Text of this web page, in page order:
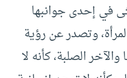
في إحدى جوانبها
وتصدر عن رؤية
والآخر الصلبة، كأنه لا